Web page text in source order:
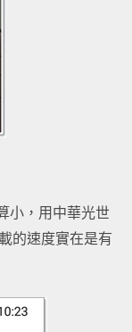
小，用中華光世
的速度實在是有